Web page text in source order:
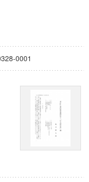
ム「超成熟社会発展のサ
0001